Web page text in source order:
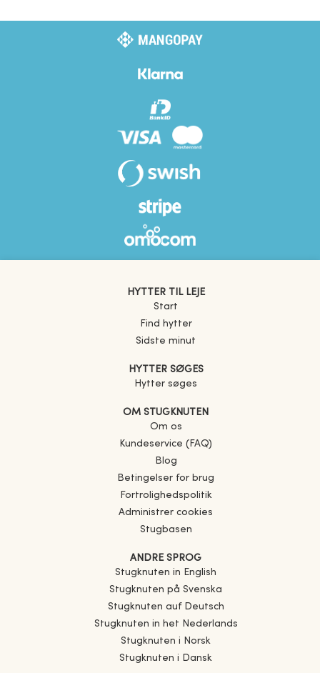
HYTTER TIL LEJE
Start
Find hytter
Sidste minut
HYTTER SØGES
Hytter søges
OM STUGKNUTEN
Om os
Kundeservice (FAQ)
Blog
Betingelser for brug
Fortrolighedspolitik
Administrer cookies
Stugbasen
ANDRE SPROG
Stugknuten in English
Stugknuten på Svenska
Stugknuten auf Deutsch
Stugknuten in het Nederlands
Stugknuten i Norsk
Stugknuten i Dansk